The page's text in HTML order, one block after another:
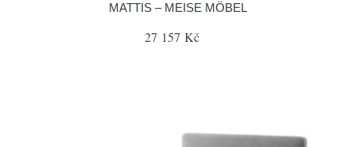
MATTIS – MEISE MÖBEL
27 157 Kč